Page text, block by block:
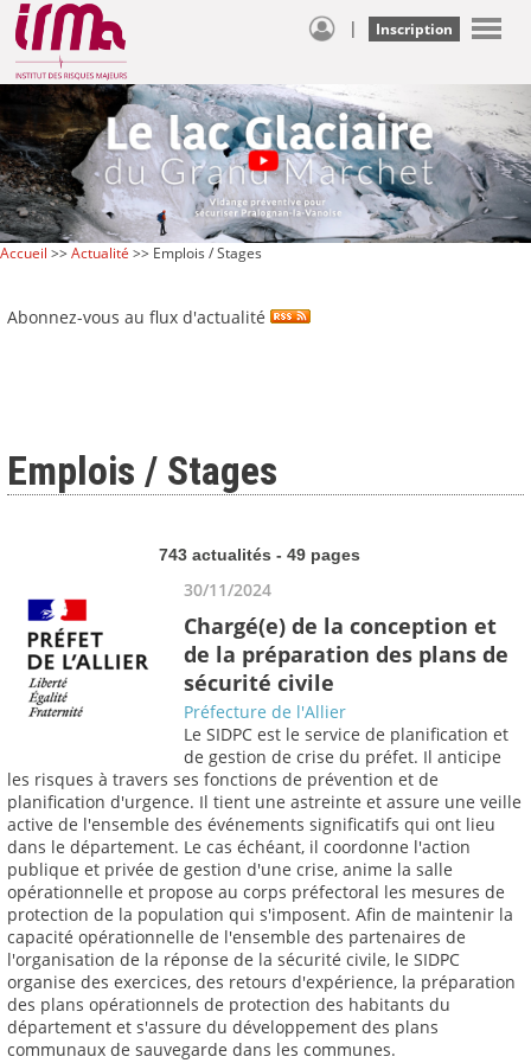
| Inscription
Accueil >>Actualité >> Emplois / Stages
Abonnez-vous au flux d'actualité
Emplois / Stages
743 actualités - 49 pages
30/11/2024
Chargé(e) de la conception et
de la préparation des plans de
sécurité civile
Préfecture de l'Allier
Le SIDPC est le service de planification et
de gestion de crise du préfet. Il anticipe
les risques à travers ses fonctions de prévention et de
planification d'urgence. Il tient une astreinte et assure une veille
active de l'ensemble des événements significatifs qui ont lieu
dans le département. Le cas échéant, il coordonne l'action
publique et privée de gestion d'une crise, anime la salle
opérationnelle et propose au corps préfectoral les mesures de
protection de la population qui s'imposent. Afin de maintenir la
capacité opérationnelle de l'ensemble des partenaires de
l'organisation de la réponse de la sécurité civile, le SIDPC
organise des exercices, des retours d'expérience, la préparation
des plans opérationnels de protection des habitants du
département et s'assure du développement des plans
communaux de sauvegarde dans les communes.